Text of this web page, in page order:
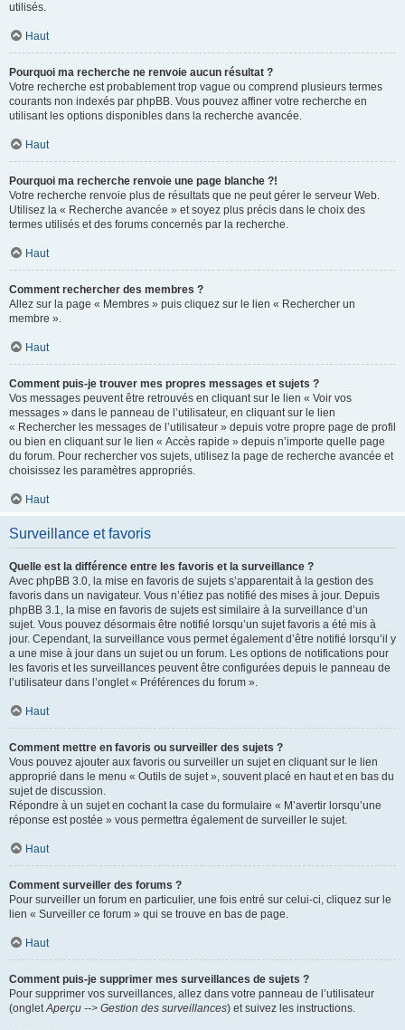
utilisés.
Haut
Pourquoi ma recherche ne renvoie aucun résultat ?
Votre recherche est probablement trop vague ou comprend plusieurs termes
courants non indexés par phpBB. Vous pouvez affiner votre recherche en
utilisant les options disponibles dans la recherche avancée.
Haut
Pourquoi ma recherche renvoie une page blanche ?!
Votre recherche renvoie plus de résultats que ne peut gérer le serveur Web.
Utilisez la « Recherche avancée » et soyez plus précis dans le choix des
termes utilisés et des forums concernés par la recherche.
Haut
Comment rechercher des membres ?
Allez sur la page « Membres » puis cliquez sur le lien « Rechercher un
membre ».
Haut
Comment puis-je trouver mes propres messages et sujets ?
Vos messages peuvent être retrouvés en cliquant sur le lien « Voir vos
messages » dans le panneau de l’utilisateur, en cliquant sur le lien
« Rechercher les messages de l’utilisateur » depuis votre propre page de profil
ou bien en cliquant sur le lien « Accès rapide » depuis n’importe quelle page
du forum. Pour rechercher vos sujets, utilisez la page de recherche avancée et
choisissez les paramètres appropriés.
Haut
Surveillance et favoris
Quelle est la différence entre les favoris et la surveillance ?
Avec phpBB 3.0, la mise en favoris de sujets s’apparentait à la gestion des
favoris dans un navigateur. Vous n’étiez pas notifié des mises à jour. Depuis
phpBB 3.1, la mise en favoris de sujets est similaire à la surveillance d’un
sujet. Vous pouvez désormais être notifié lorsqu’un sujet favoris a été mis à
jour. Cependant, la surveillance vous permet également d’être notifié lorsqu’il y
a une mise à jour dans un sujet ou un forum. Les options de notifications pour
les favoris et les surveillances peuvent être configurées depuis le panneau de
l’utilisateur dans l’onglet « Préférences du forum ».
Haut
Comment mettre en favoris ou surveiller des sujets ?
Vous pouvez ajouter aux favoris ou surveiller un sujet en cliquant sur le lien
approprié dans le menu « Outils de sujet », souvent placé en haut et en bas du
sujet de discussion.
Répondre à un sujet en cochant la case du formulaire « M’avertir lorsqu’une
réponse est postée » vous permettra également de surveiller le sujet.
Haut
Comment surveiller des forums ?
Pour surveiller un forum en particulier, une fois entré sur celui-ci, cliquez sur le
lien « Surveiller ce forum » qui se trouve en bas de page.
Haut
Comment puis-je supprimer mes surveillances de sujets ?
Pour supprimer vos surveillances, allez dans votre panneau de l’utilisateur
(ongletAperçu --> Gestion des surveillances) et suivez les instructions.